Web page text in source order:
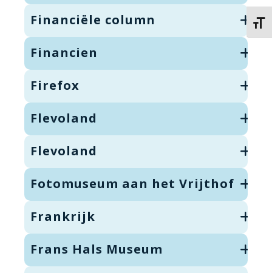
Financiële column
Financien
Firefox
Flevoland
Flevoland
Fotomuseum aan het Vrijthof
Frankrijk
Frans Hals Museum